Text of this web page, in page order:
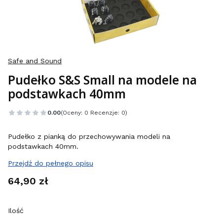
Safe and Sound
Pudełko S&S Small na modele na
podstawkach 40mm
0.00(Oceny: 0 Recenzje: 0)
Pudełko z pianką do przechowywania modeli na
podstawkach 40mm.
Przejdź do pełnego opisu
Cena
64,90 zł
Ilość